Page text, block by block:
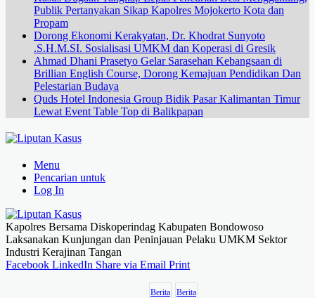
Publik Pertanyakan Sikap Kapolres Mojokerto Kota dan
Propam
Dorong Ekonomi Kerakyatan, Dr. Khodrat Sunyoto
.S.H.M.SI. Sosialisasi UMKM dan Koperasi di Gresik
Ahmad Dhani Prasetyo Gelar Sarasehan Kebangsaan di
Brillian English Course, Dorong Kemajuan Pendidikan Dan
Pelestarian Budaya
Quds Hotel Indonesia Group Bidik Pasar Kalimantan Timur
Lewat Event Table Top di Balikpapan
Menu
Pencarian untuk
Log In
Kapolres Bersama Diskoperindag Kabupaten Bondowoso
Laksanakan Kunjungan dan Peninjauan Pelaku UMKM Sektor
Industri Kerajinan Tangan
Facebook LinkedIn Share via Email Print
Berita
Berita